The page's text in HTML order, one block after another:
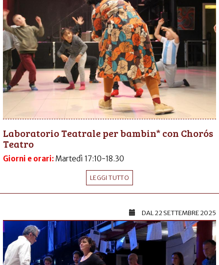
Laboratorio Teatrale per bambin* con Chorós
Teatro
Giorni e orari: Martedì 17:10-18.30
LEGGI TUTTO
DAL22 SETTEMBRE 2025